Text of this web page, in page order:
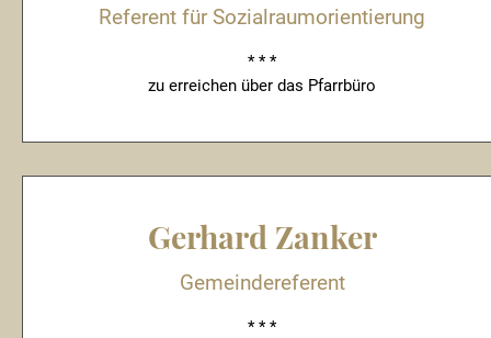
Referent für Sozialraumorientierung
* * *
zu erreichen über das Pfarrbüro
Gerhard Zanker
Gemeindereferent
* * *